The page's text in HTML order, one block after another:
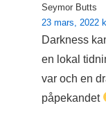
Seymor Butts
23 mars, 2022
Darkness
en lokal
var och en
påpekandet